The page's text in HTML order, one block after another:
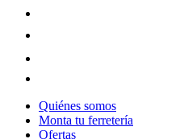
Quiénes somos
Monta tu ferretería
Ofertas